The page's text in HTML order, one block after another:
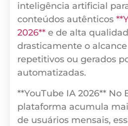
inteligência artificial
conteúdos autênticos
2026** e de alta
drasticamente o
repetitivos ou gerados
automatizadas.
**YouTube IA 2026** No
plataforma acumula
de usuários mensais,